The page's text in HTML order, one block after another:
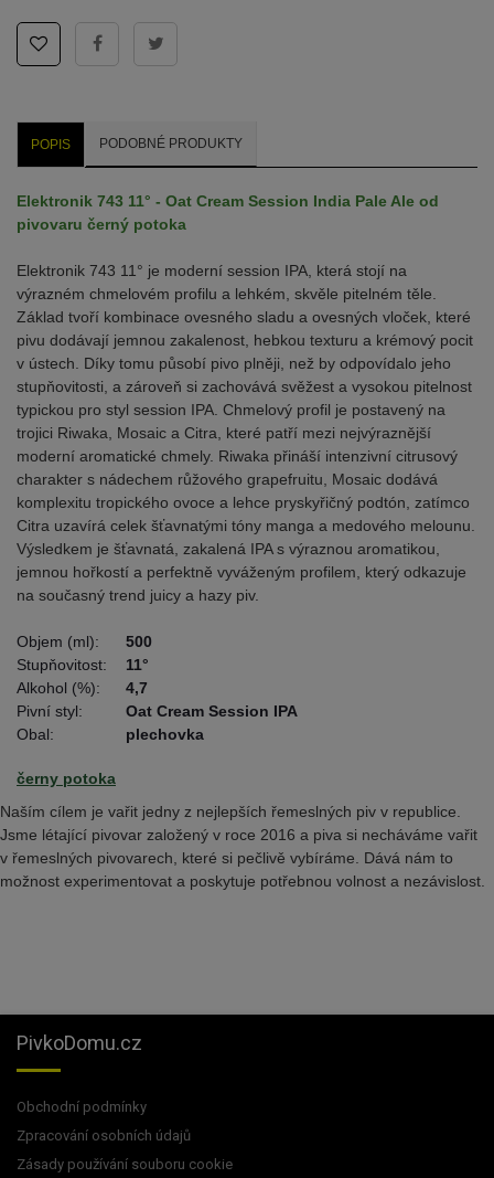
POPIS PODOBNÉ PRODUKTY
Elektronik 743 11° - Oat Cream Session India Pale Ale od
pivovaru černý potoka
Elektronik 743 11° je moderní session IPA, která stojí na
výrazném chmelovém profilu a lehkém, skvěle pitelném těle.
Základ tvoří kombinace ovesného sladu a ovesných vloček, které
pivu dodávají jemnou zakalenost, hebkou texturu a krémový pocit
v ústech. Díky tomu působí pivo plněji, než by odpovídalo jeho
stupňovitosti, a zároveň si zachovává svěžest a vysokou pitelnost
typickou pro styl session IPA. Chmelový profil je postavený na
trojici Riwaka, Mosaic a Citra, které patří mezi nejvýraznější
moderní aromatické chmely. Riwaka přináší intenzivní citrusový
charakter s nádechem růžového grapefruitu, Mosaic dodává
komplexitu tropického ovoce a lehce pryskyřičný podtón, zatímco
Citra uzavírá celek šťavnatými tóny manga a medového melounu.
Výsledkem je šťavnatá, zakalená IPA s výraznou aromatikou,
jemnou hořkostí a perfektně vyváženým profilem, který odkazuje
na současný trend juicy a hazy piv.
Objem (ml):
500
Stupňovitost:
11°
Alkohol (%):
4,7
Pivní styl:
Oat Cream Session IPA
Obal:
plechovka
černy potoka
Naším cílem je vařit jedny z nejlepších řemeslných piv v republice.
Jsme létající pivovar založený v roce 2016 a piva si necháváme vařit
v řemeslných pivovarech, které si pečlivě vybíráme. Dává nám to
možnost experimentovat a poskytuje potřebnou volnost a nezávislost.
PivkoDomu.cz
Obchodní podmínky
Zpracování osobních údajů
Zásady používání souboru cookie